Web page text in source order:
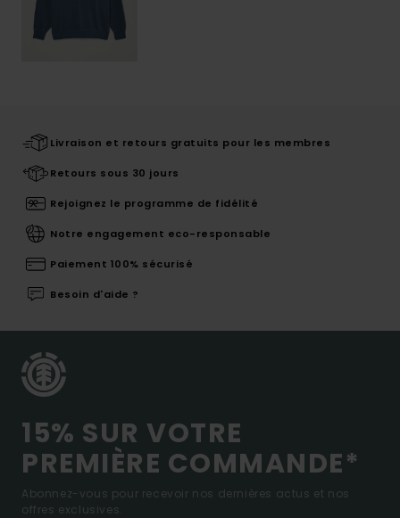
Livraison et retours gratuits pour les membres
Retours sous 30 jours
Rejoignez le programme de fidélité
Notre engagement eco-responsable
Paiement 100% sécurisé
Besoin d'aide ?
15% SUR VOTRE
PREMIÈRE COMMANDE*
Abonnez-vous pour recevoir nos dernières actus et nos
offres exclusives.